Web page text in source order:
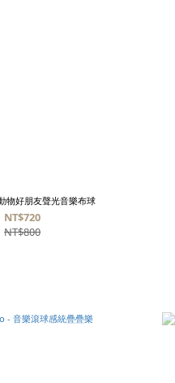
物好朋友聲光音樂布球
NT$720
NT$800